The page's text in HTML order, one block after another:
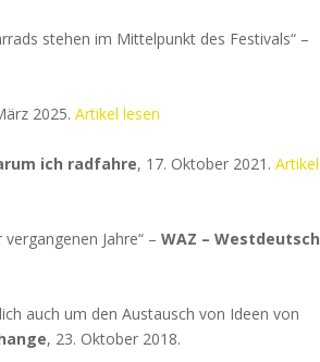
stehen im Mittelpunkt des Festivals“ –
2025. Artikel lesen
ich radfahre, 17. Oktober 2021. Artikel
Jahre“ – WAZ –
auch um den Austausch von Ideen von
, 23. Oktober 2018.